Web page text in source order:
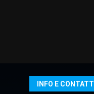
INFO E CONTATTI